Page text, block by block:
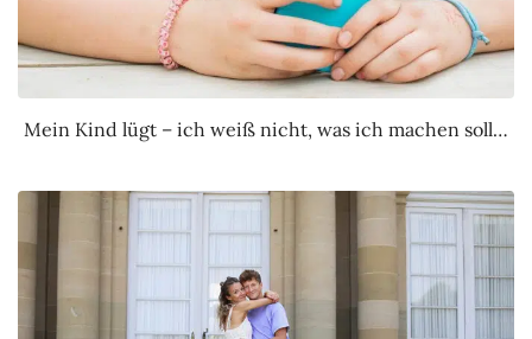
Mein Kind lügt – ich weiß nicht, was ich machen soll…